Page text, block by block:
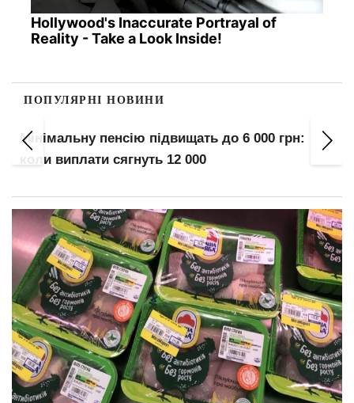
Hollywood's Inaccurate Portrayal of
Reality - Take a Look Inside!
ПОПУЛЯРНІ НОВИНИ
Мінімальну пенсію підвищать до 6 000 грн:
коли виплати сягнуть 12 000